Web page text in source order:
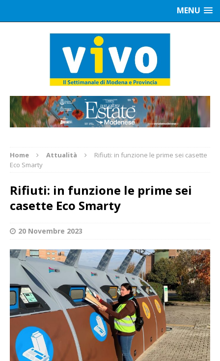
MENU
Home Attualità
Rifiuti: in funzione le prime sei casette
Eco Smarty
Rifiuti: in funzione le prime sei
casette Eco Smarty
20 Novembre 2023